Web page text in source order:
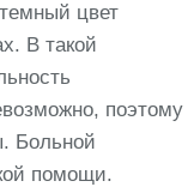
цвет
В такой
поэтому
Больной
помощи.